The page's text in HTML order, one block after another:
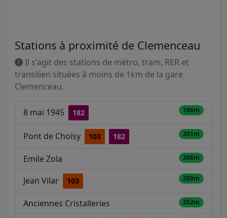
Stations à proximité de Clemenceau
Il s'agit des stations de métro, tram, RER et
transilien situées à moins de 1km de la gare
Clemenceau.
8 mai 1945 182 186m
Pont de Choisy 103 182 301m
Emile Zola 306m
Jean Vilar 103 350m
Anciennes Cristalleries 352m